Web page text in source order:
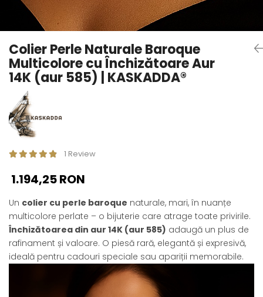
Seturi Perle cu Argint
Brățări cu Perle
Pandantive cu Perle
Brose cu Perle
Colier Perle Naturale Baroque
Multicolore cu Închizătoare Aur
14K (aur 585) | KASKADDA®
1 Review
1.194,25 RON
Un colier cu perle baroque naturale, mari, în nuanțe
multicolore perlate – o bijuterie care atrage toate privirile.
Închizătoarea din aur 14K (aur 585) adaugă un plus de
rafinament și valoare. O piesă rară, elegantă și expresivă,
ideală pentru cadouri speciale sau apariții memorabile.